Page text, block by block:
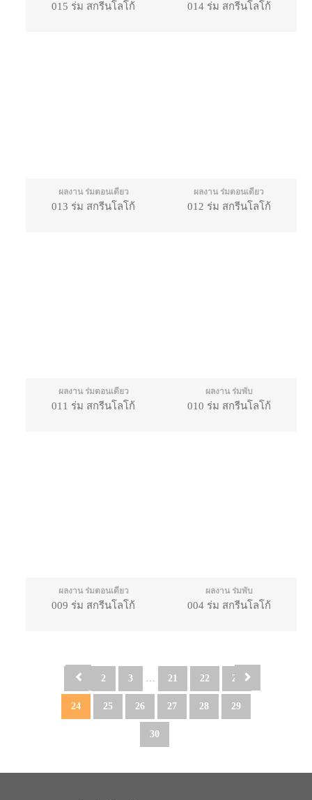
015 ร่ม สกรีนโลโก้ 014 ร่ม สกรีนโลโก้
ผลงาน ร่มตอนเดียว
013 ร่ม สกรีนโลโก้
ผลงาน ร่มตอนเดียว
012 ร่ม สกรีนโลโก้
ผลงาน ร่มตอนเดียว
011 ร่ม สกรีนโลโก้
ผลงาน ร่มพับ
010 ร่ม สกรีนโลโก้
ผลงาน ร่มตอนเดียว
009 ร่ม สกรีนโลโก้
ผลงาน ร่มพับ
004 ร่ม สกรีนโลโก้
1 2 3 … 21 22 23
24 25 26 27 28 29
30